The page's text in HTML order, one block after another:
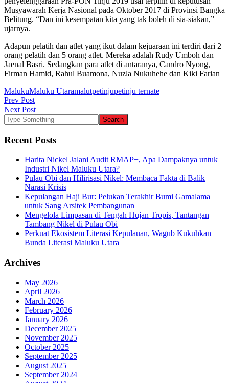
Musyawarah Kerja Nasional pada Oktober 2017 di Provinsi Bangka
Belitung. “Dan ini kesempatan kita yang tak boleh di sia-siakan,”
ujarnya.
Adapun pelatih dan atlet yang ikut dalam kejuaraan ini terdiri dari 2
orang pelatih dan 5 orang atlet. Mereka adalah Rudy Umboh dan
Jaenal Basri. Sedangkan para atlet di antaranya, Candro Nyong,
Firman Hamid, Rahul Buamona, Nuzla Nukuhehe dan Kiki Farian
MalukuMaluku Utaramalutpetinjupetinju ternate
Post
navigation
Prev Post
Next Post
Recent Posts
Harita Nickel Jalani Audit RMAP+, Apa Dampaknya untuk
Industri Nikel Maluku Utara?
Pulau Obi dan Hilirisasi Nikel: Membaca Fakta di Balik
Narasi Krisis
Kepulangan Haji Bur: Pelukan Terakhir Bumi Gamalama
untuk Sang Arsitek Pembangunan
Mengelola Limpasan di Tengah Hujan Tropis, Tantangan
Tambang Nikel di Pulau Obi
Perkuat Ekosistem Literasi Kepulauan, Wagub Kukuhkan
Bunda Literasi Maluku Utara
Archives
May 2026
April 2026
March 2026
February 2026
January 2026
December 2025
November 2025
October 2025
September 2025
August 2025
September 2024